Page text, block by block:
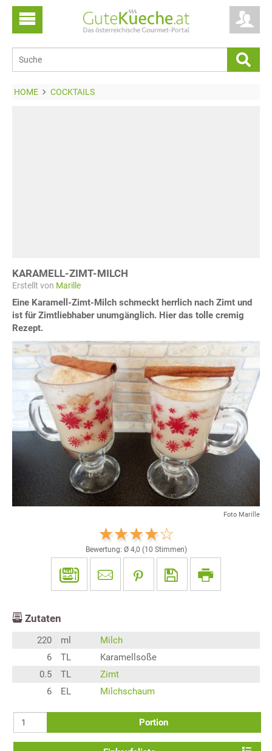
HOME COCKTAILS
KARAMELL-ZIMT-MILCH
Erstellt von Marille
Eine Karamell-Zimt-Milch schmeckt herrlich nach Zimt und
ist für Zimtliebhaber unumgänglich. Hier das tolle cremig
Rezept.
Foto Marille
Bewertung: Ø 4,0 (10 Stimmen)
Zutaten
220 ml
Milch
6
TL
Karamellsoße
0.5
TL
Zimt
6
EL Milchschaum
Portion